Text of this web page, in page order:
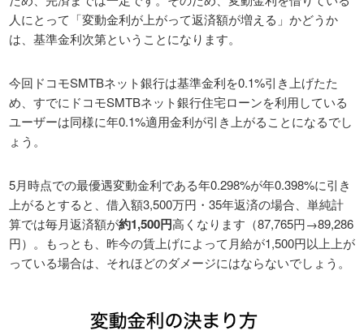
人にとって「変動金利が上がって返済額が増える」かどうか
は、基準金利次第ということになります。
今回ドコモSMTBネット銀行は基準金利を0.1%引き上げたた
め、すでにドコモSMTBネット銀行住宅ローンを利用している
ユーザーは同様に年0.1%適用金利が引き上がることになるでし
ょう。
5月時点での最優遇変動金利である年0.298%が年0.398%に引き
上がるとすると、借入額3,500万円・35年返済の場合、単純計
算では毎月返済額が約1,500円高くなります（87,765円→89,286
円）。もっとも、昨今の賃上げによって月給が1,500円以上上が
っている場合は、それほどのダメージにはならないでしょう。